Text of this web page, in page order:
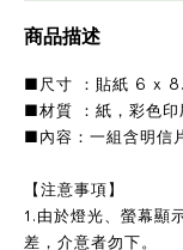
商品描述
■尺寸 ：貼紙 6 x
■材質 ：紙，彩色印
■內容：一組含明信
【注意事項】
1.由於燈光、螢幕顯
差，介意者勿下。